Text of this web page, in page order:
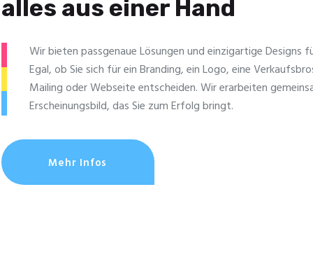
alles aus einer Hand
Wir bieten passgenaue Lösungen und einzig­artige Designs
Egal, ob Sie sich für ein Branding, ein Logo, eine
Mailing oder Webseite entscheiden. Wir erarbeiten
Erscheinungsbild, das Sie zum Erfolg bringt.
Mehr Infos